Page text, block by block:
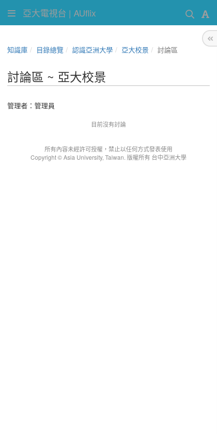
亞大電視台 | AUflix
知識庫 目錄總覽 認識亞洲大學 亞大校景 討論區
討論區 ~ 亞大校景
管理者： 管理員
目前沒有討論
所有內容未經許可授權，禁止以任何方式發表使用
Copyright © Asia University, Taiwan. 版權所有 台中亞洲大學